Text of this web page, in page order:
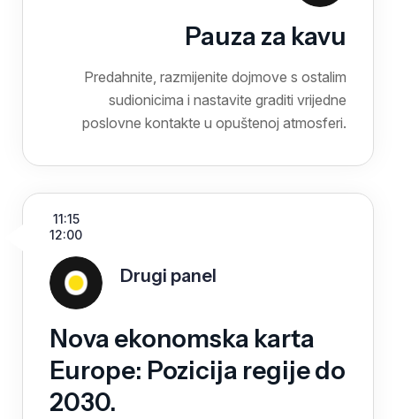
Pauza za kavu
Predahnite, razmijenite dojmove s ostalim
sudionicima i nastavite graditi vrijedne
poslovne kontakte u opuštenoj atmosferi.
11:15
12:00
Drugi panel
Nova ekonomska karta
Europe: Pozicija regije do
2030.